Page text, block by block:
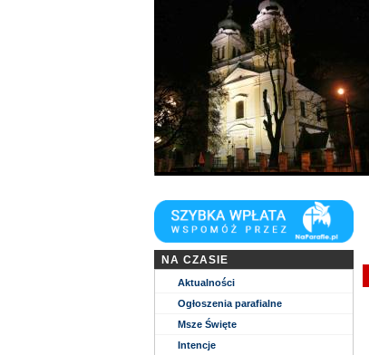
NA CZASIE
Aktualności
Ogłoszenia parafialne
Msze Święte
Intencje